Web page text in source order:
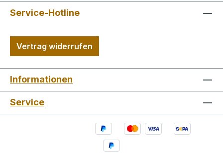
Service-Hotline
Vertrag widerrufen
Informationen
Service